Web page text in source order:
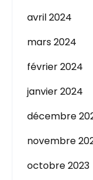
avril 2024
mars 2024
février 2024
janvier 2024
décembre
novembre
octobre 2023